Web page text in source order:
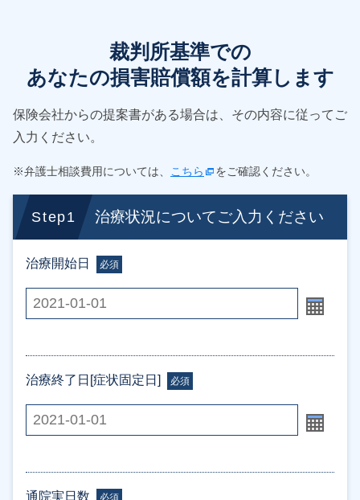
裁判所基準での
あなたの損害賠償額を計算します
保険会社からの提案書がある場合は、その内容に従ってご
入力ください。
※弁護士相談費用については、 こちら をご確認ください。
Step1 治療状況についてご入力ください
治療開始日 必須
治療終了日[症状固定日] 必須
通院実日数 必須